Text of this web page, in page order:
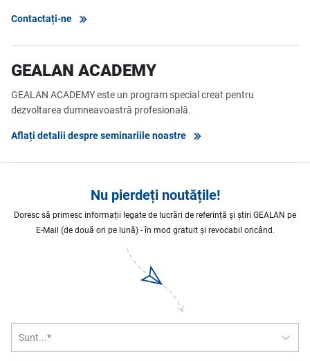
Contactați-ne
GEALAN ACADEMY
GEALAN ACADEMY este un program special creat pentru
dezvoltarea dumneavoastră profesională.
Aflați detalii despre seminariile noastre
Nu pierdeți noutățile!
Doresc să primesc informații legate de lucrări de referință și știri GEALAN pe
E-Mail (de două ori pe lună) - în mod gratuit și revocabil oricând.
Sunt...*